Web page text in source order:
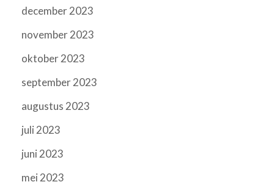
december 2023
november 2023
oktober 2023
september 2023
augustus 2023
juli 2023
juni 2023
mei 2023